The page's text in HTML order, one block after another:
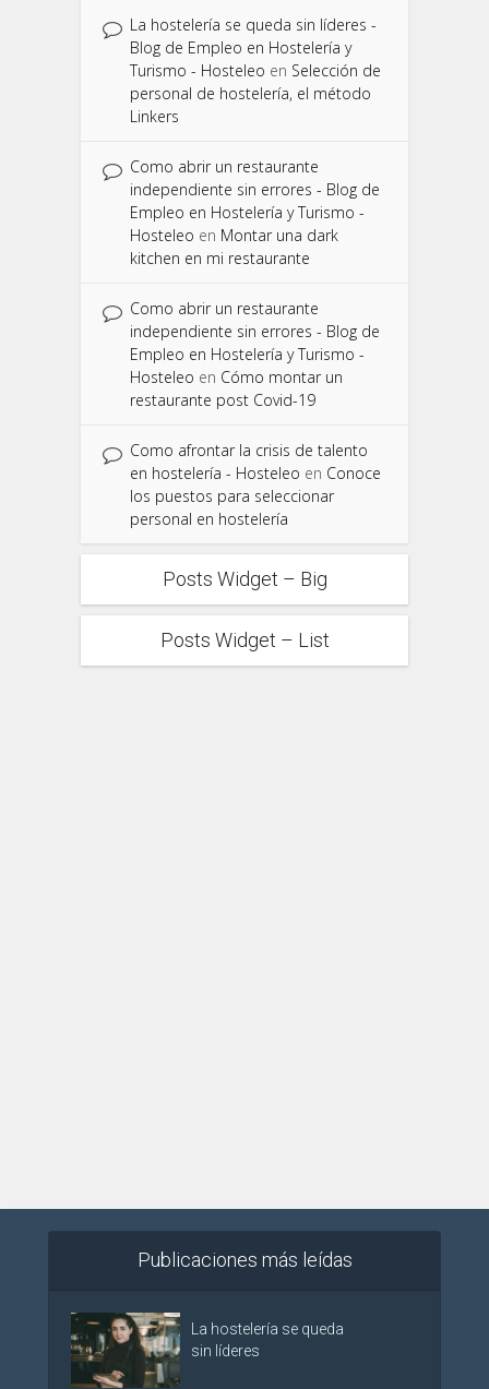
La hostelería se queda sin líderes -
Blog de Empleo en Hostelería y
Turismo - Hosteleo en Selección de
personal de hostelería, el método
Linkers
Como abrir un restaurante
independiente sin errores - Blog de
Empleo en Hostelería y Turismo -
Hosteleo en Montar una dark
kitchen en mi restaurante
Como abrir un restaurante
independiente sin errores - Blog de
Empleo en Hostelería y Turismo -
Hosteleo en Cómo montar un
restaurante post Covid-19
Como afrontar la crisis de talento
en hostelería - Hosteleo en Conoce
los puestos para seleccionar
personal en hostelería
Posts Widget – Big
Posts Widget – List
Publicaciones más leídas
La hostelería se queda
sin líderes